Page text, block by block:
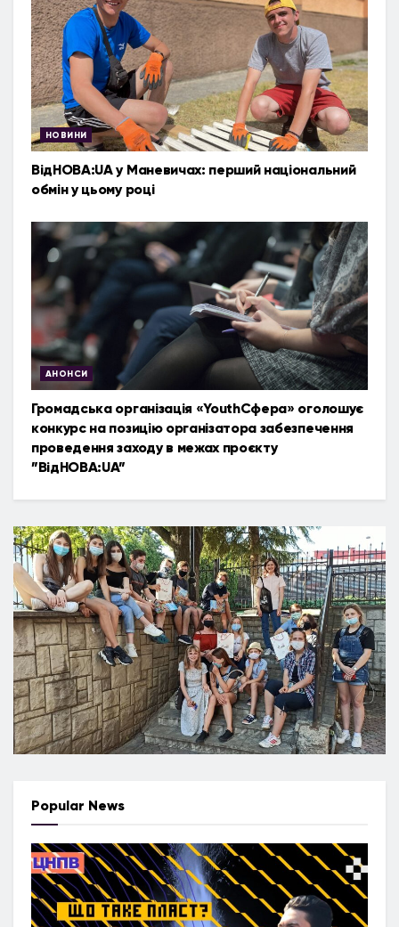
НОВИНИ
ВідНОВА:UA у Маневичах: перший національний
обмін у цьому році
АНОНСИ
Громадська організація «YouthСфера» оголошує
конкурс на позицію організатора забезпечення
проведення заходу в межах проєкту
”ВідНОВА:UA”
Popular News